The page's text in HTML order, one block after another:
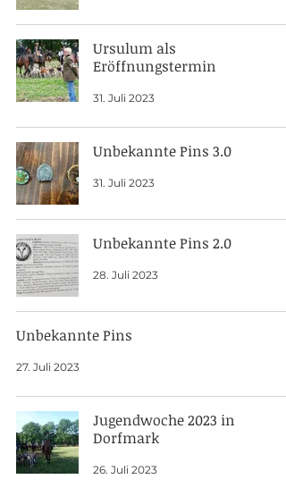
Ursulum als
Eröffnungstermin
31. Juli 2023
Unbekannte Pins 3.0
31. Juli 2023
Unbekannte Pins 2.0
28. Juli 2023
Unbekannte Pins
27. Juli 2023
Jugendwoche 2023 in
Dorfmark
26. Juli 2023